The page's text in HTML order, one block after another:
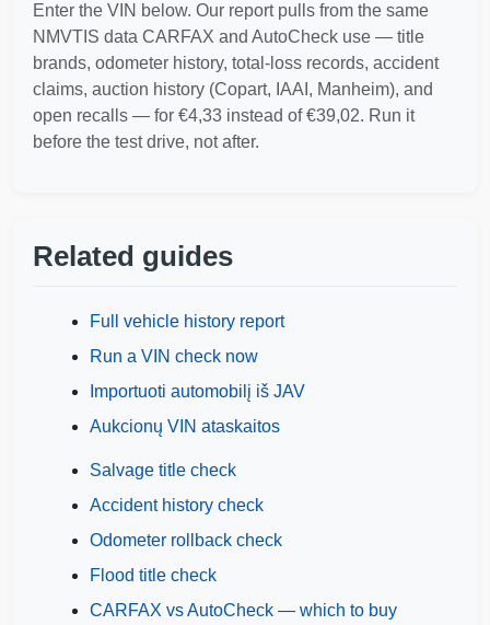
IAAI
Copart
Autocheck
IAAI
Enter the VIN below. Our report pulls from the same
NMVTIS data CARFAX and AutoCheck use — title
brands, odometer history, total-loss records, accident
claims, auction history (Copart, IAAI, Manheim), and
open recalls — for €4,33 instead of €39,02. Run it
before the test drive, not after.
Related guides
Full vehicle history report
Run a VIN check now
Importuoti automobilį iš JAV
Aukcionų VIN ataskaitos
Salvage title check
Accident history check
Odometer rollback check
Flood title check
CARFAX vs AutoCheck — which to buy